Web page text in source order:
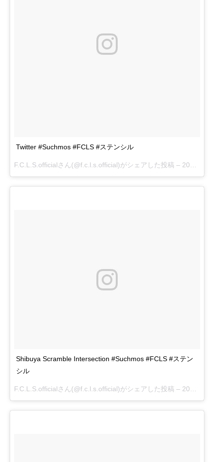
Twitter #Suchmos #FCLS #ステンシル
F.C.L.S.officialさん(@f.c.l.s.official)がシェアした投稿 – 2017 7月 5 1:40午前 PDT
Shibuya Scramble Intersection #Suchmos #FCLS #ステン
シル
F.C.L.S.officialさん(@f.c.l.s.official)がシェアした投稿 – 2017 7月 4 11:51午後 PDT